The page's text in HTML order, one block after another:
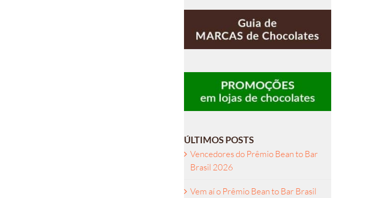
ÚLTIMOS POSTS
Vencedores do Prêmio Bean to Bar
Brasil 2026
Vem aí o Prêmio Bean to Bar Brasil